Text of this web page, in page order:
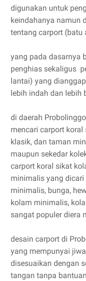
digunakan untuk
keindahanya namun
tentang carport
yang pada dasarnya
penghias sekaligus
lantai) yang
lebih indah dan lebih
di daerah
mencari carport
klasik, dan taman
maupun sekedar
carport koral sikat
minimalis yang dicari
minimalis, bunga,
kolam minimalis,
sangat populer diera
desain carport di
yang mempunyai
disesuaikan dengan
tangan tanpa